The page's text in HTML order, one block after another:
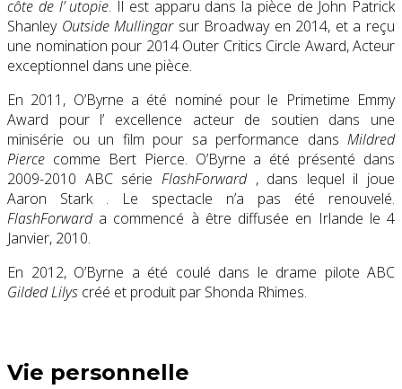
côte de l’ utopie. Il est apparu dans la pièce de John Patrick
Shanley Outside Mullingarsur Broadway en 2014, et a reçu
une nomination pour 2014 Outer Critics Circle Award, Acteur
exceptionnel dans une pièce.
En 2011, O’Byrne a été nominé pour le Primetime Emmy
Award pour l’ excellence acteur de soutien dans une
minisérie ou un film pour sa performance dans Mildred
Pierce comme Bert Pierce. O’Byrne a été présenté dans
2009-2010 ABC série FlashForward, dans lequel il joue
Aaron Stark . Le spectacle n’a pas été renouvelé.
FlashForwarda commencé à être diffusée en Irlande le 4
Janvier, 2010.
En 2012, O’Byrne a été coulé dans le drame pilote ABC
Gilded Lilys créé et produit par Shonda Rhimes.
Vie personnelle